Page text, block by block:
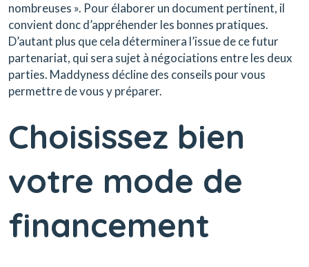
nombreuses ». Pour élaborer un document pertinent, il
convient donc d’appréhender les bonnes pratiques.
D’autant plus que cela déterminera l’issue de ce futur
partenariat, qui sera sujet à négociations entre les deux
parties. Maddyness décline des conseils pour vous
permettre de vous y préparer.
Choisissez bien
votre mode de
financement